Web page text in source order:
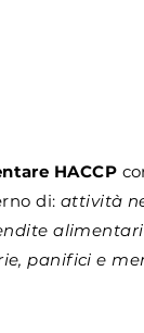
HACCP
di: attività
panifici e